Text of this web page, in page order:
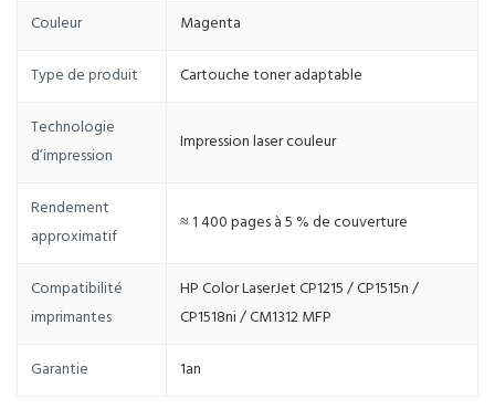
Couleur Magenta
Type de produit Cartouche toner adaptable
Technologie
d’impression
Impression laser couleur
Rendement
approximatif
≈ 1 400 pages à 5 % de couverture
Compatibilité
imprimantes
HP Color LaserJet CP1215 / CP1515n /
CP1518ni / CM1312 MFP
Garantie 1an